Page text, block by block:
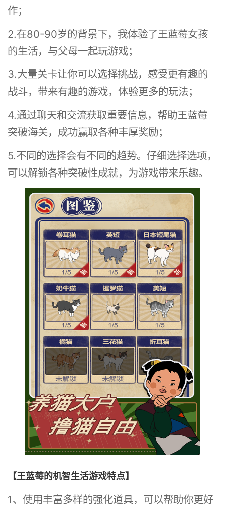
作；
2.在80-90岁的背景下，我体验了王蓝莓女孩
的生活，与父母一起玩游戏；
3.大量关卡让你可以选择挑战，感受更有趣的
战斗，带来有趣的游戏，体验更多的玩法；
4.通过聊天和交流获取重要信息，帮助王蓝莓
突破海关，成功赢取各种丰厚奖励；
5.不同的选择会有不同的趋势。仔细选择选项，
可以解锁各种突破性成就，为游戏带来乐趣。
【王蓝莓的机智生活游戏特点】
1、使用丰富多样的强化道具，可以帮助你更好